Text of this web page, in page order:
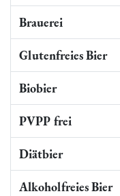
Brauerei
Glutenfreies Bier
Biobier
PVPP frei
Diätbier
Alkoholfreies Bier